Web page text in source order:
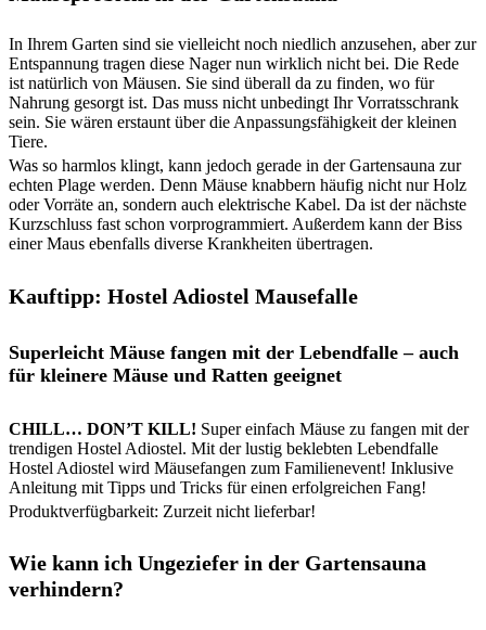
In Ihrem Garten sind sie vielleicht noch niedlich anzusehen, aber zur
Entspannung tragen diese Nager nun wirklich nicht bei. Die Rede
ist natürlich von Mäusen. Sie sind überall da zu finden, wo für
Nahrung gesorgt ist. Das muss nicht unbedingt Ihr Vorratsschrank
sein. Sie wären erstaunt über die Anpassungsfähigkeit der kleinen
Tiere.
Was so harmlos klingt, kann jedoch gerade in der Gartensauna zur
echten Plage werden. Denn Mäuse knabbern häufig nicht nur Holz
oder Vorräte an, sondern auch elektrische Kabel. Da ist der nächste
Kurzschluss fast schon vorprogrammiert. Außerdem kann der Biss
einer Maus ebenfalls diverse Krankheiten übertragen.
Kauftipp: Hostel Adiostel Mausefalle
Superleicht Mäuse fangen mit der Lebendfalle – auch
für kleinere Mäuse und Ratten geeignet
CHILL… DON’T KILL! Super einfach Mäuse zu fangen mit der
trendigen Hostel Adiostel. Mit der lustig beklebten Lebendfalle
Hostel Adiostel wird Mäusefangen zum Familienevent! Inklusive
Anleitung mit Tipps und Tricks für einen erfolgreichen Fang!
Produktverfügbarkeit: Zurzeit nicht lieferbar!
Wie kann ich Ungeziefer in der Gartensauna
verhindern?